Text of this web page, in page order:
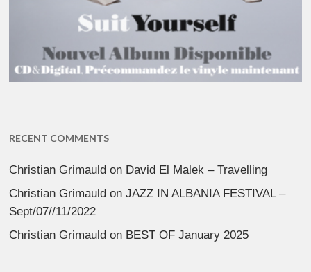
RECENT COMMENTS
Christian Grimauld on David El Malek – Travelling
Christian Grimauld onJAZZ IN ALBANIA FESTIVAL –
Sept/07//11/2022
Christian Grimauld on BEST OF January 2025